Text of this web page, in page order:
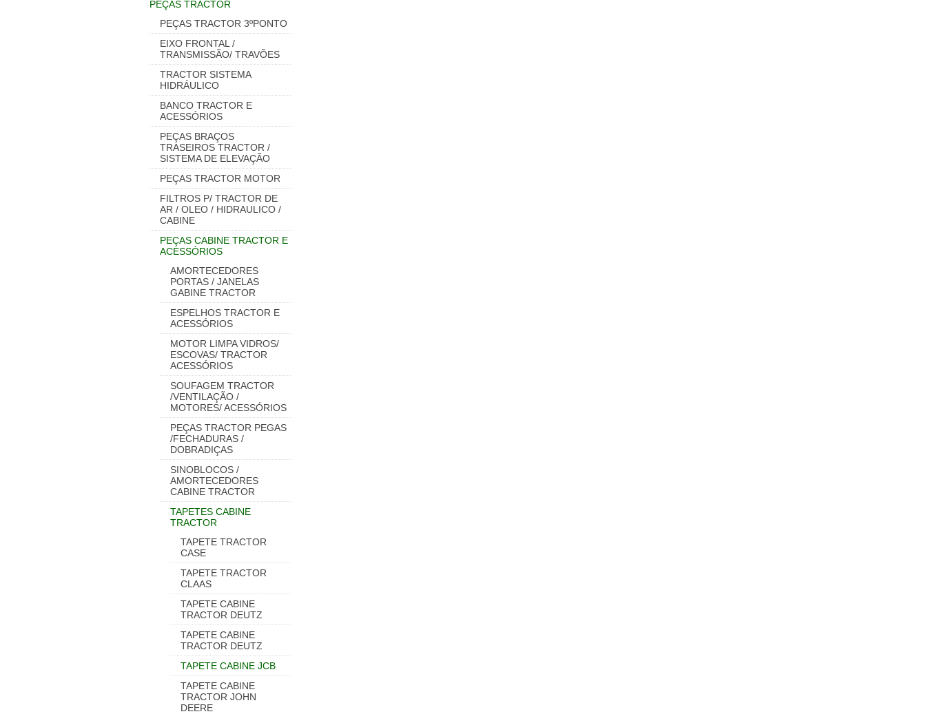
PEÇAS TRACTOR
PEÇAS TRACTOR 3ºPONTO
EIXO FRONTAL /
TRANSMISSÃO/ TRAVÕES
TRACTOR SISTEMA
HIDRÁULICO
BANCO TRACTOR E
ACESSÓRIOS
PEÇAS BRAÇOS
TRASEIROS TRACTOR /
SISTEMA DE ELEVAÇÃO
PEÇAS TRACTOR MOTOR
FILTROS P/ TRACTOR DE
AR / OLEO / HIDRAULICO /
CABINE
PEÇAS CABINE TRACTOR E
ACESSÓRIOS
AMORTECEDORES
PORTAS / JANELAS
GABINE TRACTOR
ESPELHOS TRACTOR E
ACESSÓRIOS
MOTOR LIMPA VIDROS/
ESCOVAS/ TRACTOR
ACESSÓRIOS
SOUFAGEM TRACTOR
/VENTILAÇÃO /
MOTORES/ ACESSÓRIOS
PEÇAS TRACTOR PEGAS
/FECHADURAS /
DOBRADIÇAS
SINOBLOCOS /
AMORTECEDORES
CABINE TRACTOR
TAPETES CABINE
TRACTOR
TAPETE TRACTOR
CASE
TAPETE TRACTOR
CLAAS
TAPETE CABINE
TRACTOR DEUTZ
TAPETE CABINE
TRACTOR DEUTZ
TAPETE CABINE JCB
TAPETE CABINE
TRACTOR JOHN
DEERE